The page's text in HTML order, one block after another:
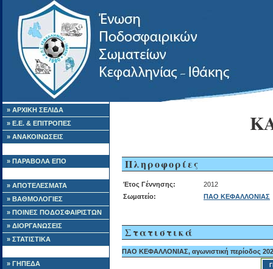
» ΑΡΧΙΚΗ ΣΕΛΙΔΑ
» Ε.Ε. & ΕΠΙΤΡΟΠΕΣ
» ΑΝΑΚΟΙΝΩΣΕΙΣ
» ΠΑΡΑΒΟΛΑ ΕΠΟ
» ΑΠΟΤΕΛΕΣΜΑΤΑ
» ΒΑΘΜΟΛΟΓΙΕΣ
» ΠΟΙΝΕΣ ΠΟΔΟΣΦΑΙΡΙΣΤΩΝ
» ΔΙΟΡΓΑΝΩΣΕΙΣ
» ΣΤΑΤΙΣΤΙΚΑ
» ΓΗΠΕΔΑ
Πληροφορίες
Έτος Γέννησης:
2012
Σωματείο:
ΠΑΟ ΚΕΦΑΛΛΟΝΙΑΣ
Στατιστικά
ΠΑΟ ΚΕΦΑΛΛΟΝΙΑΣ, αγωνιστική περίοδος